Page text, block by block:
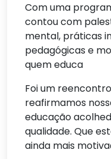
Com uma
contou com
mental, práticas
pedagógicas e
quem educa
Foi um
reafirmamos
educação
qualidade. Que
ainda mais